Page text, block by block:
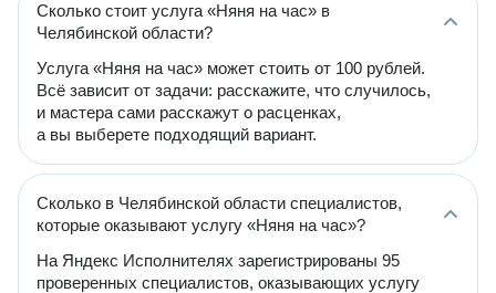
Сколько стоит услуга «Няня на час» в
Челябинской области?
Услуга «Няня на час» может стоить от 100 рублей.
Всё зависит от задачи: расскажите, что случилось,
и мастера сами расскажут о расценках,
а вы выберете подходящий вариант.
Сколько в Челябинской области специалистов,
которые оказывают услугу «Няня на час»?
На Яндекс Исполнителях зарегистрированы 95
проверенных специалистов, оказывающих услугу